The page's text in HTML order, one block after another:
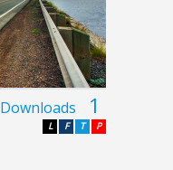
Downloads 1
P
T
F
L